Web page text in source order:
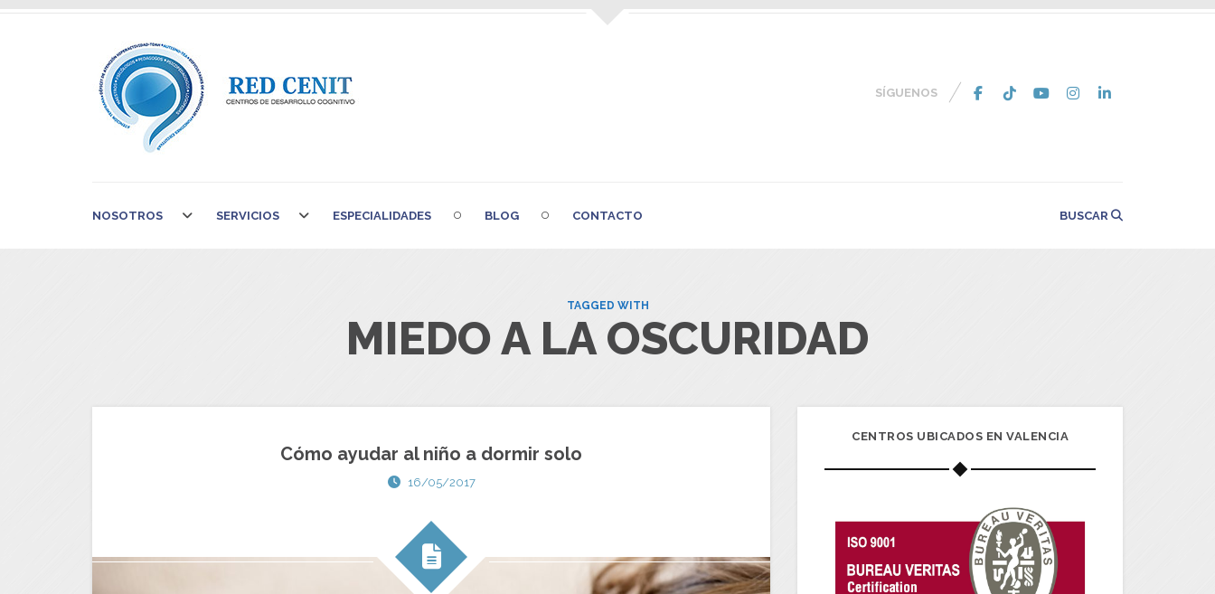
SÍGUENOS
NOSOTROS SERVICIOS ESPECIALIDADES BLOG CONTACTO BUSCAR
TAGGED WITH
MIEDO A LA OSCURIDAD
Cómo ayudar al niño a dormir solo
16/05/2017
CENTROS UBICADOS EN VALENCIA